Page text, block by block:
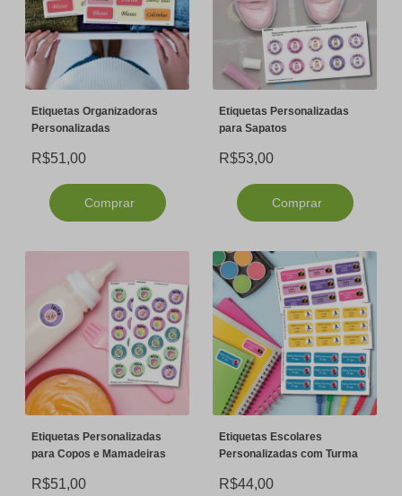
Etiquetas Organizadoras
Personalizadas
R$51,00
Comprar
Etiquetas Personalizadas
para Sapatos
R$53,00
Comprar
Etiquetas Personalizadas
para Copos e Mamadeiras
R$51,00
Etiquetas Escolares
Personalizadas com Turma
R$44,00